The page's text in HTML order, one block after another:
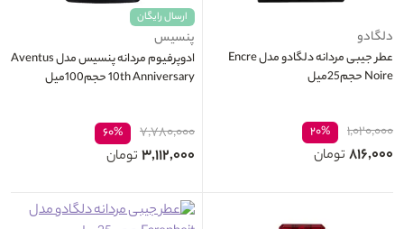
دلگادو
عطر جیبی مردانه دلگادو مدل Encre
Noire حجم25میل
۱,۰۲۰,۰۰۰ ۲۰%
۸۱۶,۰۰۰ تومان
ارسال رایگان
پنسیس
ادوپرفیوم مردانه پنسیس مدل Aventus
10th Anniversary حجم100میل
۷,۷۸۰,۰۰۰ ۶۰%
۳,۱۱۲,۰۰۰ تومان